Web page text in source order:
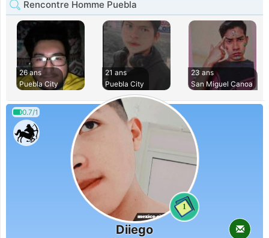
Rencontre Homme Puebla
26 ans
Puebla City
21 ans
Puebla City
23 ans
San Miguel Canoa
0.7/1
1
Diiego